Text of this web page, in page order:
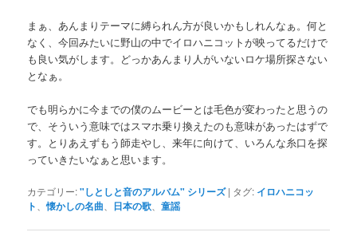
まぁ、あんまりテーマに縛られん方が良いかもしれんなぁ。何と
なく、今回みたいに野山の中でイロハニコットが映ってるだけで
も良い気がします。どっかあんまり人がいないロケ場所探さない
となぁ。
でも明らかに今までの僕のムービーとは毛色が変わったと思うの
で、そういう意味ではスマホ乗り換えたのも意味があったはずで
す。とりあえずもう師走やし、来年に向けて、いろんな糸口を探
っていきたいなぁと思います。
カテゴリー:"しとしと音のアルバム" シリーズ | タグ: イロハニコッ
ト
、懐かしの名曲 日本の歌 、童謡